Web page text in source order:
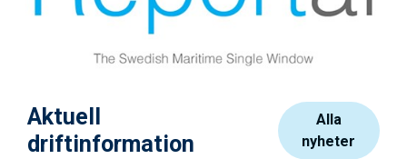
Aktuell
driftinformation
Alla
nyheter